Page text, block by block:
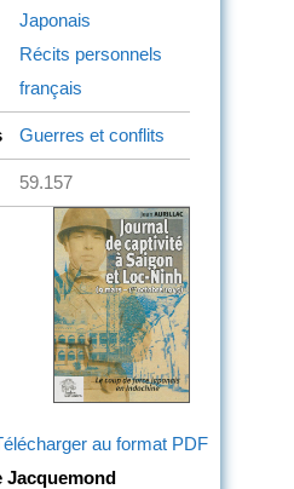
Japonais
Récits personnels
français
Guerres et conflits
59.157
au format PDF
Jacquemond